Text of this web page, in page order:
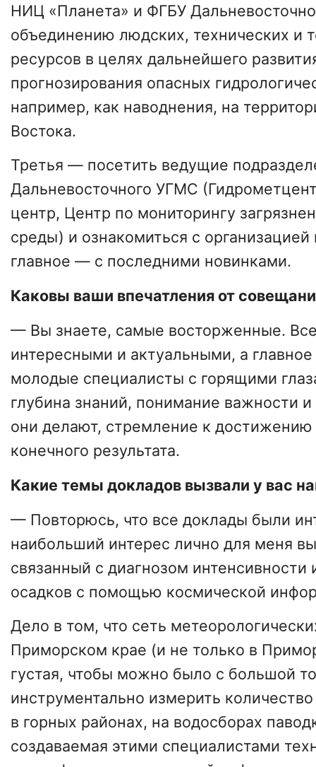
НИЦ «Планета» и ФГБУ
объединению людских, технических и
ресурсов в целях дальнейшего
прогнозирования опасных
например, как наводнения, на
Востока.
Третья — посетить ведущие
Дальневосточного УГМС
центр, Центр по мониторингу
среды) и ознакомиться с организацией
главное — с последними новинками.
Каковы ваши впечатления от
— Вы знаете, самые восторженные.
интересными и актуальными, а
молодые специалисты с горящими
глубина знаний, понимание важности
они делают, стремление к достижению
конечного результата.
Какие темы докладов вызвали у вас
— Повторюсь, что все доклады были
наибольший интерес лично для меня
связанный с диагнозом интенсивности
осадков с помощью космической
Дело в том, что сеть
Приморском крае (и не только в
густая, чтобы можно было с большой
инструментально измерить
в горных районах, на водосборах
создаваемая этими специалистами